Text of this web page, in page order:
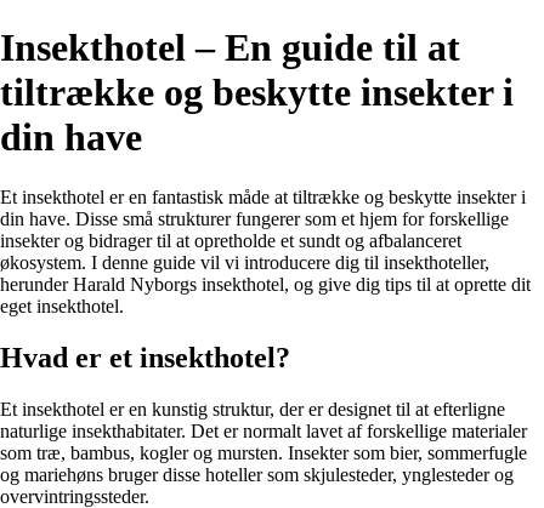
Insekthotel – En guide til at
tiltrække og beskytte insekter i
din have
Et insekthotel er en fantastisk måde at tiltrække og beskytte insekter i
din have. Disse små strukturer fungerer som et hjem for forskellige
insekter og bidrager til at opretholde et sundt og afbalanceret
økosystem. I denne guide vil vi introducere dig til insekthoteller,
herunder Harald Nyborgs insekthotel, og give dig tips til at oprette dit
eget insekthotel.
Hvad er et insekthotel?
Et insekthotel er en kunstig struktur, der er designet til at efterligne
naturlige insekthabitater. Det er normalt lavet af forskellige materialer
som træ, bambus, kogler og mursten. Insekter som bier, sommerfugle
og mariehøns bruger disse hoteller som skjulesteder, ynglesteder og
overvintringssteder.